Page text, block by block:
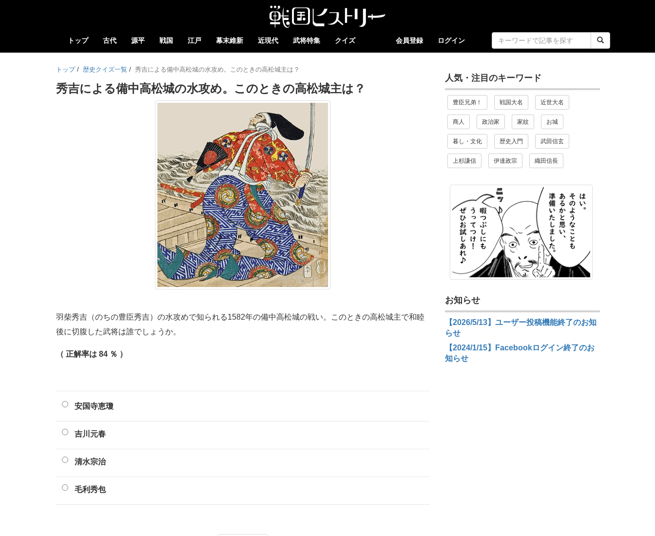
トップ 古代 源平 戦国 江戸 幕末維新 近現代 武将特集 クイズ 会員登録 ログイン
トップ / 歴史クイズ一覧 / 秀吉による備中高松城の水攻め。このときの高松城主は？
秀吉による備中高松城の水攻め。このときの高松城主は？
羽柴秀吉（のちの豊臣秀吉）の水攻めで知られる1582年の備中高松城の戦い。このときの高松城主で和睦
後に切腹した武将は誰でしょうか。
（ 正解率は 84 ％ ）
安国寺恵瓊
吉川元春
清水宗治
毛利秀包
人気・注目のキーワード
豊臣兄弟！ 戦国大名 近世大名
商人 政治家 家紋 お城
暮し・文化 歴史入門 武田信玄
上杉謙信 伊達政宗 織田信長
お知らせ
【2026/5/13】ユーザー投稿機能終了のお知
らせ
【2024/1/15】Facebookログイン終了のお
知らせ